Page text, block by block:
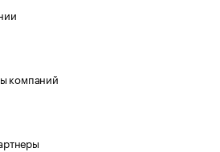
компаний